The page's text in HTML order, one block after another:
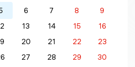
6 7 8
9
13 14 15
16
20 21 22
23
27 28 29
30